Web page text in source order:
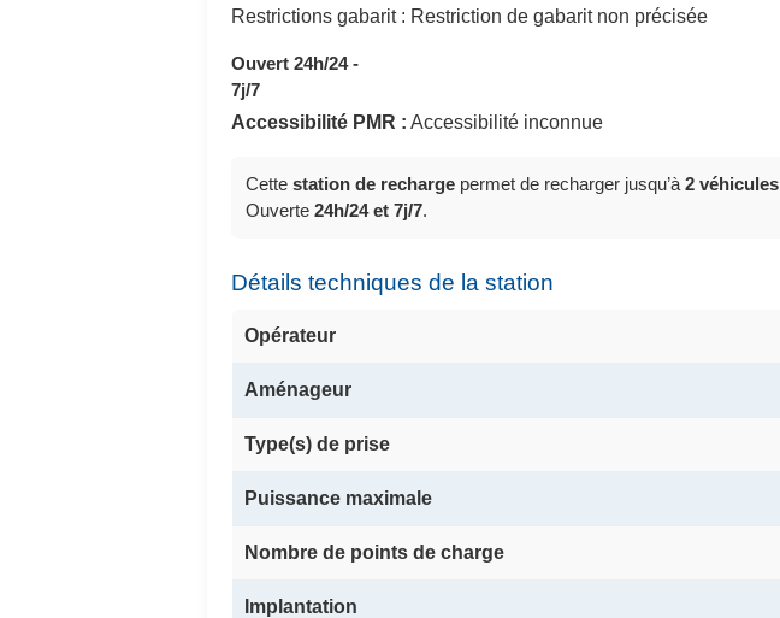
Restrictions gabarit : Restriction de gabarit non précisée
Ouvert 24h/24 -
7j/7
Accessibilité PMR : Accessibilité inconnue
Cette station de recharge permet de recharger jusqu’à 2 véhicules
Ouverte 24h/24 et 7j/7.
Détails techniques de la station
Opérateur
Aménageur
Type(s) de prise
Puissance maximale
Nombre de points de charge
Implantation